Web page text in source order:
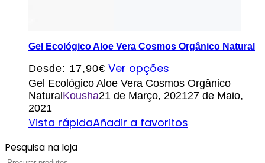
Gel Ecológico Aloe Vera Cosmos Orgânico Natural
Desde: 17,90€ Ver opções
Gel Ecológico Aloe Vera Cosmos Orgânico
Natural Kousha21 de Março, 202127 de Maio,
2021
Vista rápidaAñadir a favoritos
Pesquisa na loja